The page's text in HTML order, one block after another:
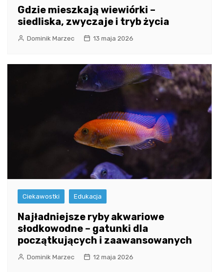
Gdzie mieszkają wiewiórki –
siedliska, zwyczaje i tryb życia
Dominik Marzec 13 maja 2026
Ciekawostki Edukacja
Najładniejsze ryby akwariowe
słodkowodne – gatunki dla
początkujących i zaawansowanych
Dominik Marzec 12 maja 2026